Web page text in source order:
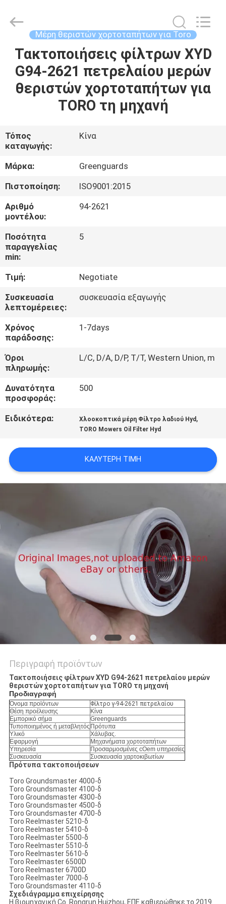
ΣΠΊΤΙ
ΠΡΟΪΌΝΤΑ
ΕΜΕΊΣ
ΓΎΡΟΣ
ΕΡΓΟΣΤΑΣΊΩΝ
ΠΟΙΟΤΙΚΌΣ
ΈΛΕΓΧΟΣ
ΕΛΆΤΕ
ΣΕ
ΕΠΑΦΉ
ΜΕ
ΕΙΔΉΣΕΙΣ
ΖΗΤΉΣΤΕ
ΈΝΑ
ΑΠΌΣΠΑΣΜΑ
SITEMAP
POLICY
Trading
Rights
Μέρη θεριστών χορτοταπήτων για Toro
Τακτοποιήσεις φίλτρων XYD
G94-2621 πετρελαίου μερών
θεριστών χορτοταπήτων για
TORO τη μηχανή
Τόπος
καταγωγής:
Κίνα
Μάρκα:
Greenguards
Πιστοποίηση:
ISO9001:2015
Αριθμό
μοντέλου:
94-2621
Ποσότητα
παραγγελίας
min:
5
Τιμή:
Negotiate
Συσκευασία
λεπτομέρειες:
συσκευασία εξαγωγής
Χρόνος
παράδοσης:
1-7days
Όροι
πληρωμής:
L/C, D/A, D/P, T/T, Western Union, m
Δυνατότητα
προσφοράς:
500
Ειδικότερα: Χλοοκοπτικά μέρη Φίλτρο λαδιού Hyd ,
TORO Mowers Oil Filter Hyd
ΚΑΛΎΤΕΡΗ ΤΙΜΉ
Περιγραφή προϊόντων
Τακτοποιήσεις φίλτρων XYD G94-2621 πετρελαίου μερών
θεριστών χορτοταπήτων για TORO τη μηχανή
Προδιαγραφή
Όνομα προϊόντων
Φίλτρο γ-94-2621 πετρελαίου
Θέση προέλευσης
Κίνα
Εμπορικό σήμα
Greenguards
Τυποποιημένος ή μεταβλητός Πρότυπα
Υλικό
Χάλυβας.
Εφαρμογή
Μηχανήματα χορτοταπήτων
Υπηρεσία
Προσαρμοσμένες cOem υπηρεσίες
Συσκευασία
Συσκευασία χαρτοκιβωτίων
Πρότυπα τακτοποιήσεων
Toro Groundsmaster 4000-δ
Toro Groundsmaster 4100-δ
Toro Groundsmaster 4300-δ
Toro Groundsmaster 4500-δ
Toro Groundsmaster 4700-δ
Toro Reelmaster 5210-δ
Toro Reelmaster 5410-δ
Toro Reelmaster 5500-δ
Toro Reelmaster 5510-δ
Toro Reelmaster 5610-δ
Toro Reelmaster 6500D
Toro Reelmaster 6700D
Toro Reelmaster 7000-δ
Toro Groundsmaster 4110-δ
Σχεδιάγραμμα επιχείρησης
Η βιομηχανική Co. Rongrun Huizhou, ΕΠΕ καθιερώθηκε το 2019.